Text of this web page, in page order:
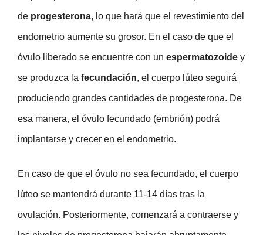
de progesterona, lo que hará que el revestimiento del
endometrio aumente su grosor. En el caso de que el
óvulo liberado se encuentre con un espermatozoide y
se produzca la fecundación, el cuerpo lúteo seguirá
produciendo grandes cantidades de progesterona. De
esa manera, el óvulo fecundado (embrión) podrá
implantarse y crecer en el endometrio.
En caso de que el óvulo no sea fecundado, el cuerpo
lúteo se mantendrá durante 11-14 días tras la
ovulación. Posteriormente, comenzará a contraerse y